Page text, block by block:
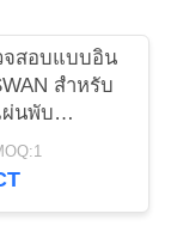
จสอบแบบอิน
สำหรับ
นพับ
สำหรับ 1040
มม